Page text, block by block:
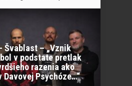
Švablast – „Vznik
v podstate pretlak
razenia ako
Davovej Psychóze…“